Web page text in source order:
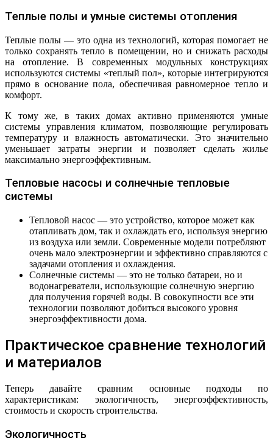
Теплые полы и умные системы отопления
Теплые полы — это одна из технологий, которая помогает не
только сохранять тепло в помещении, но и снижать расходы
на отопление. В современных модульных конструкциях
используются системы «теплый пол», которые интегрируются
прямо в основание пола, обеспечивая равномерное тепло и
комфорт.
К тому же, в таких домах активно применяются умные
системы управления климатом, позволяющие регулировать
температуру и влажность автоматически. Это значительно
уменьшает затраты энергии и позволяет сделать жилье
максимально энергоэффективным.
Тепловые насосы и солнечные тепловые
системы
Тепловой насос — это устройство, которое может как
отапливать дом, так и охлаждать его, используя энергию
из воздуха или земли. Современные модели потребляют
очень мало электроэнергии и эффективно справляются с
задачами отопления и охлаждения.
Солнечные системы — это не только батареи, но и
водонагреватели, использующие солнечную энергию
для получения горячей воды. В совокупности все эти
технологии позволяют добиться высокого уровня
энергоэффективности дома.
Практическое сравнение технологий
и материалов
Теперь давайте сравним основные подходы по
характеристикам: экологичность, энергоэффективность,
стоимость и скорость строительства.
Экологичность